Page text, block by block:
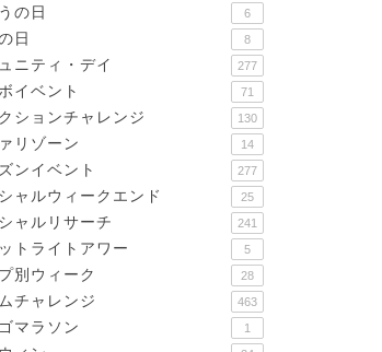
の日 6
日 8
ニティ・デイ 277
イベント 71
ションチャレンジ 130
リゾーン 14
ンイベント 277
ャルウィークエンド 25
ャルリサーチ 241
トライトアワー 5
別ウィーク 28
チャレンジ 463
マラソン 1